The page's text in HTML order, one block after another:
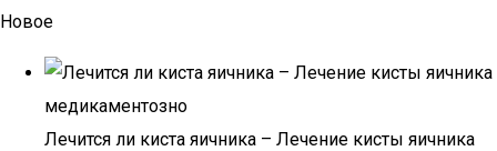
Новое
Лечится ли киста яичника – Лечение кисты яичника